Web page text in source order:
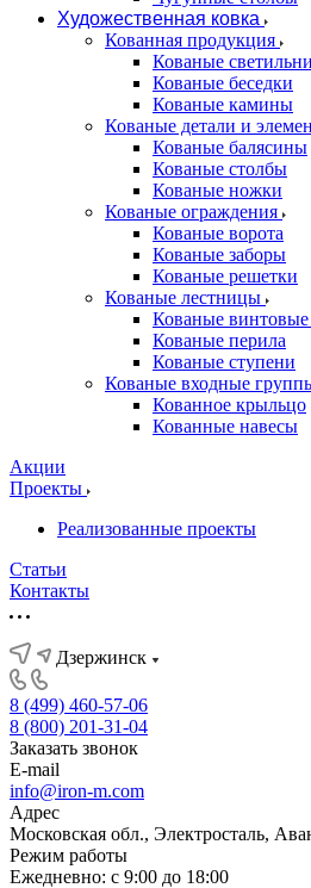
Художественная ковка
Кованная продукция
Кованые
Кованые беседки
Кованые камины
Кованые детали и
Кованые балясины
Кованые столбы
Кованые ножки
Кованые ограждения
Кованые ворота
Кованые заборы
Кованые решетки
Кованые лестницы
Кованые
Кованые перила
Кованые ступени
Кованые входные
Кованное крыльцо
Кованные навесы
Акции
Проекты
Реализованные проекты
Статьи
Контакты
Дзержинск
8 (499) 460-57-06
8 (800) 201-31-04
Заказать звонок
E-mail
info@iron-m.com
Адрес
Московская обл., Электросталь,
Режим работы
Ежедневно: с 9:00 до 18:00